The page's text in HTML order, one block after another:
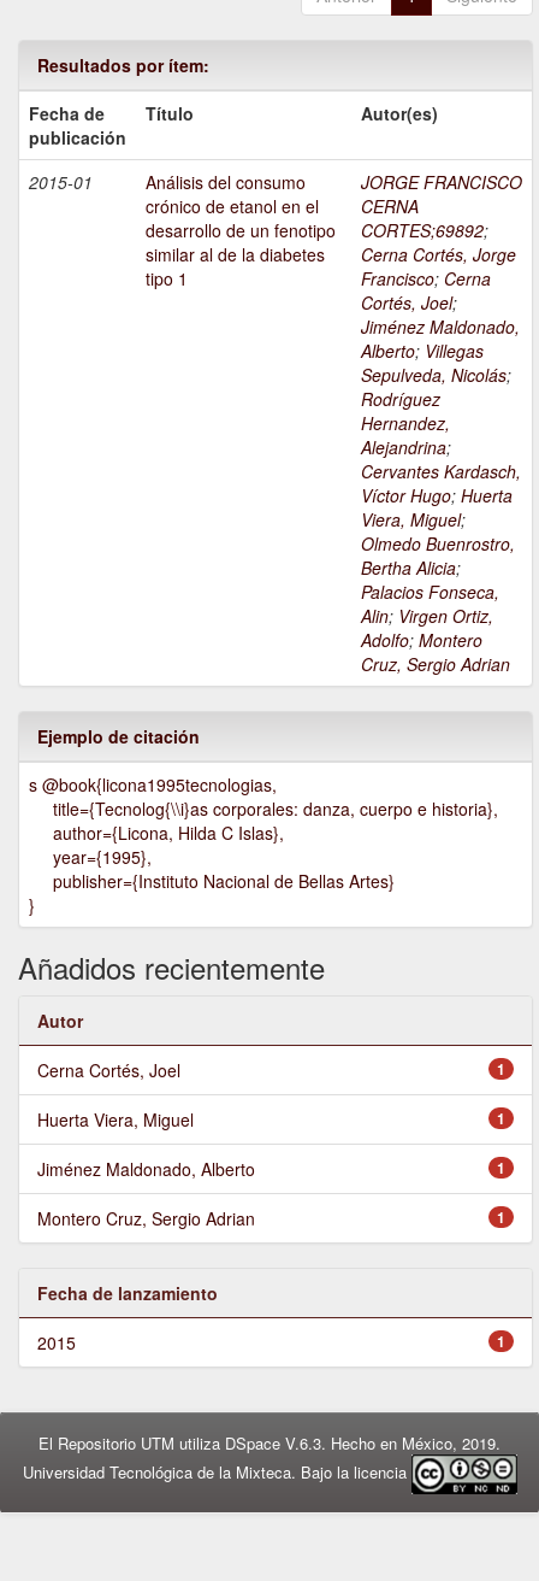
Resultados por ítem:
Fecha de
publicación
Título Autor(es)
2015-01
Análisis del consumo
crónico de etanol en el
desarrollo de un fenotipo
similar al de la diabetes
tipo 1
JORGE FRANCISCO
CERNA
CORTES;69892;
Cerna Cortés, Jorge
Francisco; Cerna
Cortés, Joel;
Jiménez Maldonado,
Alberto; Villegas
Sepulveda, Nicolás;
Rodríguez
Hernandez,
Alejandrina;
Cervantes Kardasch,
Víctor Hugo; Huerta
Viera, Miguel;
Olmedo Buenrostro,
Bertha Alicia;
Palacios Fonseca,
Alin; Virgen Ortiz,
Adolfo; Montero
Cruz, Sergio Adrian
Ejemplo de citación
s @book{licona1995tecnologias,
title={Tecnolog{\\i}as corporales: danza, cuerpo e historia},
author={Licona, Hilda C Islas},
year={1995},
publisher={Instituto Nacional de Bellas Artes}
}
Añadidos recientemente
Autor
1
Cerna Cortés, Joel
1
Huerta Viera, Miguel
1
Jiménez Maldonado, Alberto
1
Montero Cruz, Sergio Adrian
Fecha de lanzamiento
1
2015
El Repositorio UTM utiliza DSpace V.6.3. Hecho en México, 2019.
Universidad Tecnológica de la Mixteca. Bajo la licencia